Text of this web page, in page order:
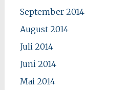
September 2014
August 2014
Juli 2014
Juni 2014
Mai 2014